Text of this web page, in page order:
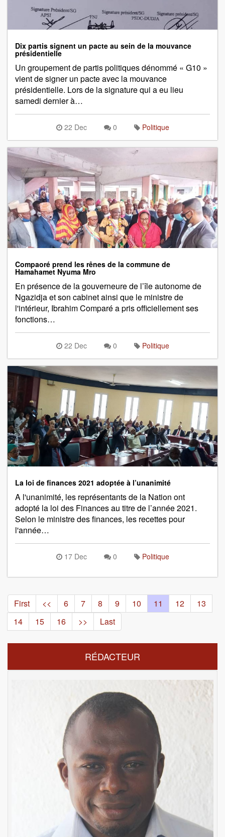
Dix partis signent un pacte au sein de la mouvance
présidentielle
Un groupement de partis politiques dénommé « G10 »
vient de signer un pacte avec la mouvance
présidentielle. Lors de la signature qui a eu lieu
samedi dernier à…
22 Dec 0 Politique
Compaoré prend les rênes de la commune de
Hamahamet Nyuma Mro
En présence de la gouverneure de l’île autonome de
Ngazidja et son cabinet ainsi que le ministre de
l'intérieur, Ibrahim Comparé a pris officiellement ses
fonctions…
22 Dec 0 Politique
La loi de finances 2021 adoptée à l’unanimité
A l'unanimité, les représentants de la Nation ont
adopté la loi des Finances au titre de l’année 2021.
Selon le ministre des finances, les recettes pour
l'année…
17 Dec 0 Politique
First << 6 7 8 9 10 11 12
13
14
15 16 >> Last
RÉDACTEUR